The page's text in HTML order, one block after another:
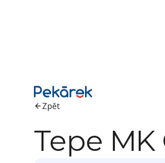
Zpět
Tepe